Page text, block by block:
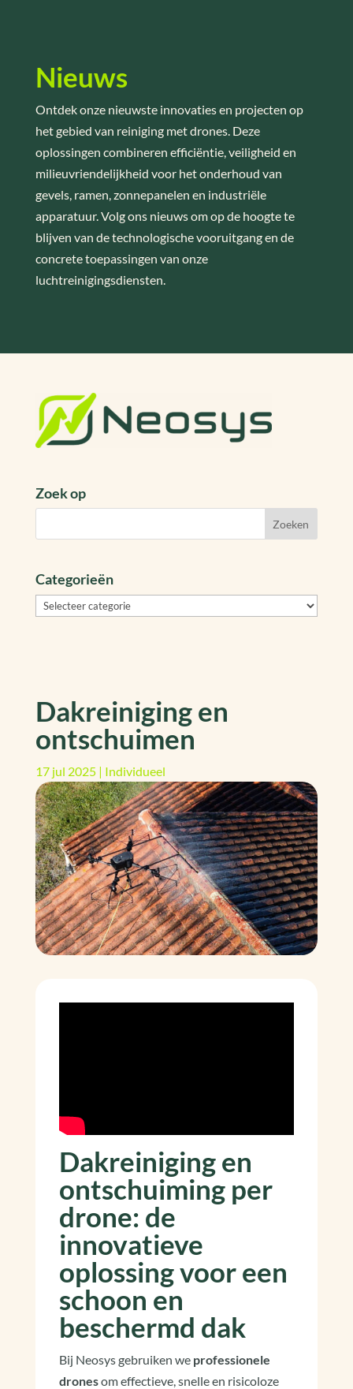
Nieuws
Ontdek onze nieuwste innovaties en projecten op
het gebied van reiniging met drones. Deze
oplossingen combineren efficiëntie, veiligheid en
milieuvriendelijkheid voor het onderhoud van
gevels, ramen, zonnepanelen en industriële
apparatuur. Volg ons nieuws om op de hoogte te
blijven van de technologische vooruitgang en de
concrete toepassingen van onze
luchtreinigingsdiensten.
Zoek op
Categorieën
Categorieën
Dakreiniging en
ontschuimen
17 jul 2025| Individueel
Dakreiniging en
ontschuiming per
drone: de
innovatieve
oplossing voor een
schoon en
beschermd dak
Bij Neosys gebruiken we professionele
dronesom effectieve, snelle en risicoloze